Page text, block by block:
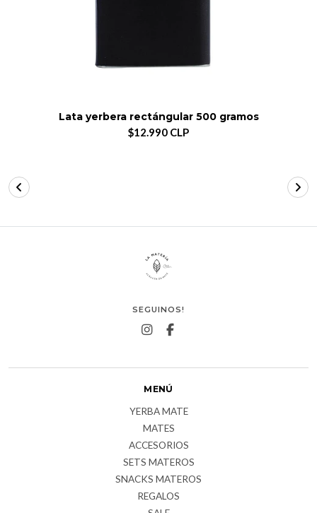
Lata yerbera rectángular 500 gramos
$12.990 CLP
SEGUINOS!
MENÚ
YERBA MATE
MATES
ACCESORIOS
SETS MATEROS
SNACKS MATEROS
REGALOS